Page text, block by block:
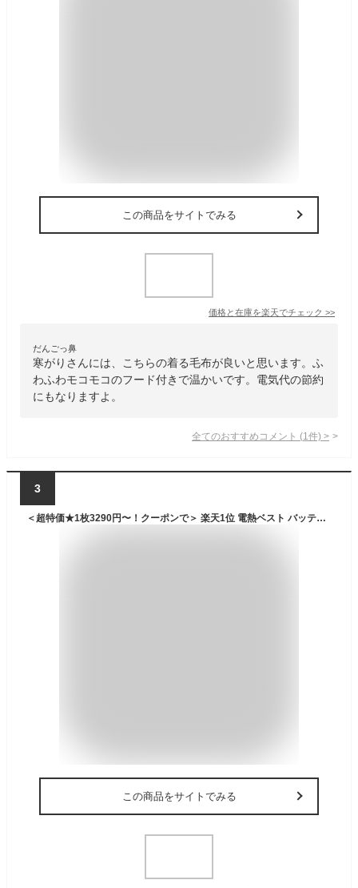
この商品をサイトでみる
価格と在庫を楽天でチェック >>
だんごっ鼻
寒がりさんには、こちらの着る毛布が良いと思います。ふ
わふわモコモコのフード付きで温かいです。電気代の節約
にもなりますよ。
全てのおすすめコメント (1 件) >
3
＜超特価★1枚3290円〜！クーポンで＞ 楽天1位 電熱ベスト バッテリー ヒーターベスト 21箇所発熱 3段階調温 発熱ベスト 電熱ベスト レディース 薄手 防寒ベスト 防寒着 作業用 電熱インナー 洗える USB給電 速暖 防寒対策 ポカポカ 日本製 繊維ヒーター ギフト 送無
この商品をサイトでみる